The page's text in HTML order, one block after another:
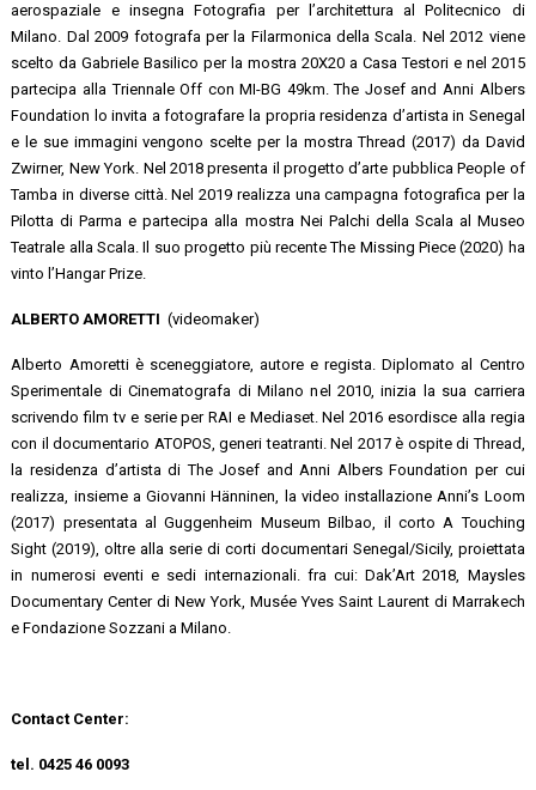
aerospaziale e insegna Fotografia per l’architettura al Politecnico di
Milano. Dal 2009 fotografa per la Filarmonica della Scala. Nel 2012 viene
scelto da Gabriele Basilico per la mostra 20X20 a Casa Testori e nel 2015
partecipa alla Triennale Off con MI-BG 49km. The Josef and Anni Albers
Foundation lo invita a fotografare la propria residenza d’artista in Senegal
e le sue immagini vengono scelte per la mostra Thread (2017) da David
Zwirner, New York. Nel 2018 presenta il progetto d’arte pubblica People of
Tamba in diverse città. Nel 2019 realizza una campagna fotografica per la
Pilotta di Parma e partecipa alla mostra Nei Palchi della Scala al Museo
Teatrale alla Scala. Il suo progetto più recente The Missing Piece (2020) ha
vinto l’Hangar Prize.
ALBERTO AMORETTI (videomaker)
Alberto Amoretti è sceneggiatore, autore e regista. Diplomato al Centro
Sperimentale di Cinematografa di Milano nel 2010, inizia la sua carriera
scrivendo film tv e serie per RAI e Mediaset. Nel 2016 esordisce alla regia
con il documentario ATOPOS, generi teatranti. Nel 2017 è ospite di Thread,
la residenza d’artista di The Josef and Anni Albers Foundation per cui
realizza, insieme a Giovanni Hänninen, la video installazione Anni’s Loom
(2017) presentata al Guggenheim Museum Bilbao, il corto A Touching
Sight (2019), oltre alla serie di corti documentari Senegal/Sicily, proiettata
in numerosi eventi e sedi internazionali. fra cui: Dak’Art 2018, Maysles
Documentary Center di New York, Musée Yves Saint Laurent di Marrakech
e Fondazione Sozzani a Milano.
Contact Center:
tel. 0425 46 0093